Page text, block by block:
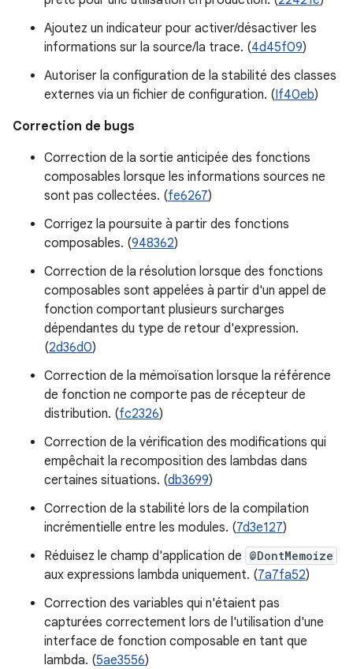
Ajoutez un indicateur pour activer/désactiver les
informations sur la source/la trace. (4d45f09)
Autoriser la configuration de la stabilité des classes
externes via un fichier de configuration. (If40eb)
Correction de bugs
Correction de la sortie anticipée des fonctions
composables lorsque les informations sources ne
sont pas collectées. (fe6267)
Corrigez la poursuite à partir des fonctions
composables. (948362)
Correction de la résolution lorsque des fonctions
composables sont appelées à partir d'un appel de
fonction comportant plusieurs surcharges
dépendantes du type de retour d'expression.
(2d36d0)
Correction de la mémoïsation lorsque la référence
de fonction ne comporte pas de récepteur de
distribution. (fc2326)
Correction de la vérification des modifications qui
empêchait la recomposition des lambdas dans
certaines situations. (db3699)
Correction de la stabilité lors de la compilation
incrémentielle entre les modules. (7d3e127)
Réduisez le champ d'application de @DontMemoize
aux expressions lambda uniquement. (7a7fa52)
Correction des variables qui n'étaient pas
capturées correctement lors de l'utilisation d'une
interface de fonction composable en tant que
lambda. (5ae3556)